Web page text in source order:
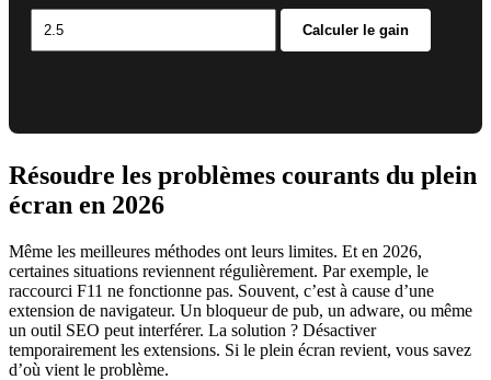
Calculer le gain
Résoudre les problèmes courants du plein
écran en 2026
Même les meilleures méthodes ont leurs limites. Et en 2026,
certaines situations reviennent régulièrement. Par exemple, le
raccourci F11 ne fonctionne pas. Souvent, c’est à cause d’une
extension de navigateur. Un bloqueur de pub, un adware, ou même
un outil SEO peut interférer. La solution ? Désactiver
temporairement les extensions. Si le plein écran revient, vous savez
d’où vient le problème.